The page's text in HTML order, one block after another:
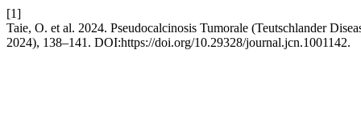
[1]
Taie, O. et al. 2024. Pseudocalcinosis Tumorale (Teutschlander
2024), 138–141. DOI:https://doi.org/10.29328/journal.jcn.1001142.